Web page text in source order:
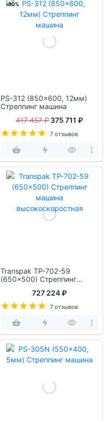
-10%
PS-312 (850x600, 12мм)
Стреппинг машина
417 457 ₽ 375 711 ₽
7 отзывов
Transpak TP-702-59
(650x500) Стреппинг
727 224 ₽
7 отзывов